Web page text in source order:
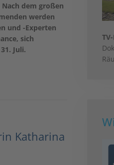
dem großen
werden
und -Experten
sich
Juli.
Katharina